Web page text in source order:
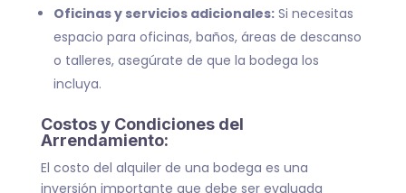
Oficinas y servicios adicionales:Si necesitas
espacio para oficinas, baños, áreas de descanso
o talleres, asegúrate de que la bodega los
incluya.
Costos y Condiciones del
Arrendamiento:
El costo del alquiler de una bodega es una
inversión importante que debe ser evaluada